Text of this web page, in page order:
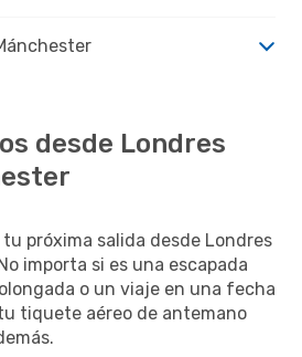
desde Londres
próxima salida desde Londres
importa si es una escapada
o un viaje en una fecha
tiquete aéreo de antemano